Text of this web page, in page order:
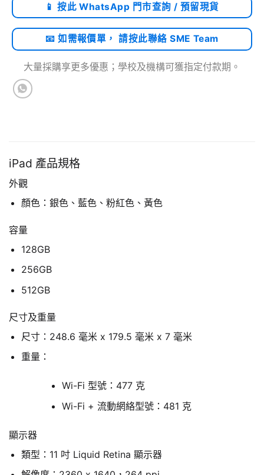
📱 按此 WhatsApp 門市查詢 / 預留現貨
📧 如需報價單， 請按此聯絡 SME Team
大量採購享更多優惠；學校及機構可獲指定付款期。
iPad 產品規格
外觀
顏色：銀色、藍色、粉紅色、黃色
容量
128GB
256GB
512GB
尺寸及重量
尺寸：248.6 毫米 x 179.5 毫米 x 7 毫米
重量：
Wi-Fi 型號：477 克
Wi-Fi + 流動網絡型號：481 克
顯示器
類型：11 吋 Liquid Retina 顯示器